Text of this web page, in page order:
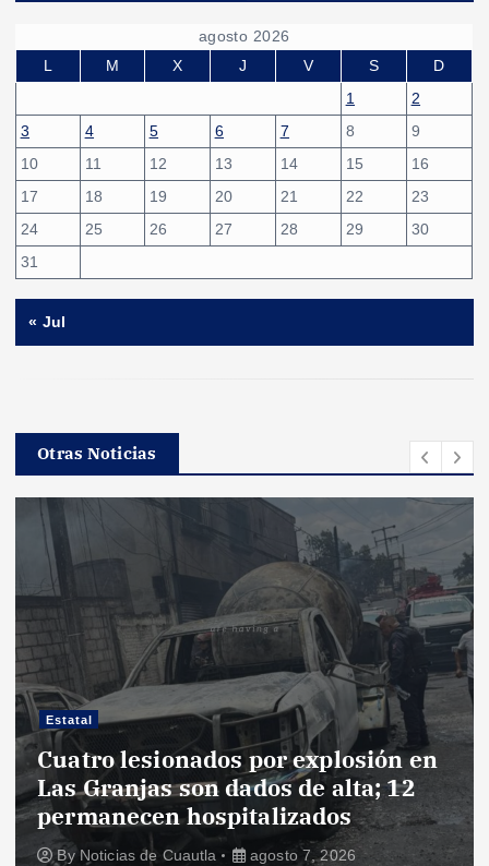
g
i
n
a
c
i
ó
e
e
n
t
r
a
d
agosto 2026
L
M X J V S
D
1
2
3
4 5 6 7 8
9
10
11 12 13 14 15
16
17
18 19 20 21 22
23
24
25 26 27 28 29
30
31
« Jul
Otras Noticias
explosión en
de alta; 12
7, 2026
Local
Familia de Shilam
carpetazo al
ByOfelia Espinoza